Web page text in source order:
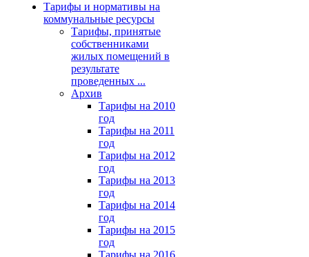
Тарифы и нормативы на
коммунальные ресурсы
Тарифы, принятые
собственниками
жилых помещений в
результате
проведенных ...
Архив
Тарифы на 2010
год
Тарифы на 2011
год
Тарифы на 2012
год
Тарифы на 2013
год
Тарифы на 2014
год
Тарифы на 2015
год
Тарифы на 2016